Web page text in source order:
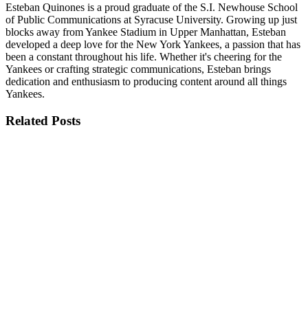
Esteban Quinones is a proud graduate of the S.I. Newhouse School
of Public Communications at Syracuse University. Growing up just
blocks away from Yankee Stadium in Upper Manhattan, Esteban
developed a deep love for the New York Yankees, a passion that has
been a constant throughout his life. Whether it's cheering for the
Yankees or crafting strategic communications, Esteban brings
dedication and enthusiasm to producing content around all things
Yankees.
Related Posts